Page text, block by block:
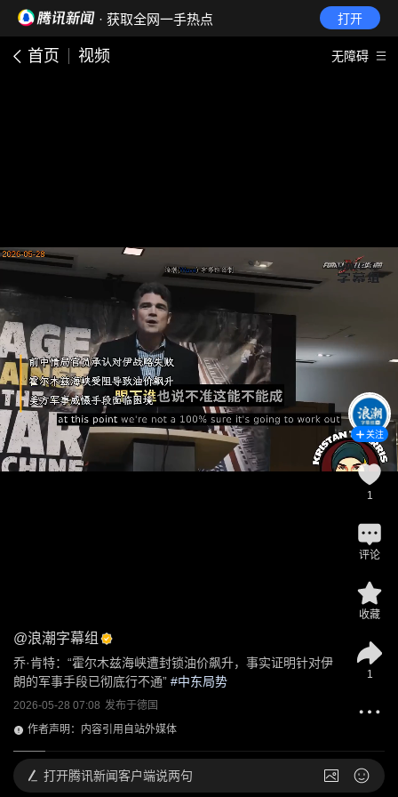
· 获取全网一手热点 打开
首页 视频 无障碍
@浪潮字幕组
乔·肯特：“霍尔木兹海峡遭封锁油价飙升，事实证明针对伊
朗的军事手段已彻底行不通” #中东局势
2026-05-28 07:08 发布于德国
作者声明：内容引用自站外媒体
关注
1
评论
收藏
1
打开腾讯新闻客户端说两句